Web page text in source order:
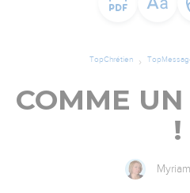
TopChrétien
COMME
!